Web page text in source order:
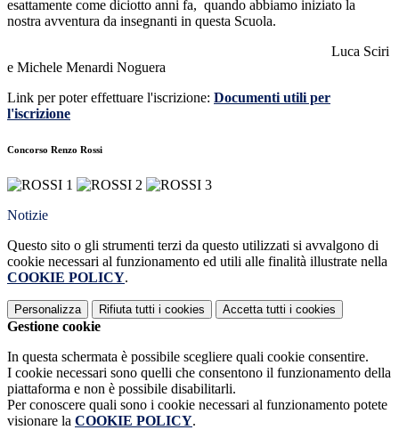
esattamente come diciotto anni fa, quando abbiamo iniziato la
nostra avventura da insegnanti in questa Scuola.
Luca Sciri
e Michele Menardi Noguera
Link per poter effettuare l'iscrizione: Documenti utili per
l'iscrizione
Concorso Renzo Rossi
Notizie
Questo sito o gli strumenti terzi da questo utilizzati si avvalgono di
cookie necessari al funzionamento ed utili alle finalità illustrate nella
COOKIE POLICY.
Personalizza Rifiuta tutti i cookies Accetta tutti i cookies
Gestione cookie
In questa schermata è possibile scegliere quali cookie consentire.
I cookie necessari sono quelli che consentono il funzionamento della
piattaforma e non è possibile disabilitarli.
Per conoscere quali sono i cookie necessari al funzionamento potete
visionare la COOKIE POLICY.